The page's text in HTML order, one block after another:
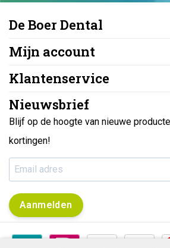
De Boer Dental
Mijn account
Klantenservice
Nieuwsbrief
Blijf op de hoogte van nieuwe
kortingen!
Aanmelden